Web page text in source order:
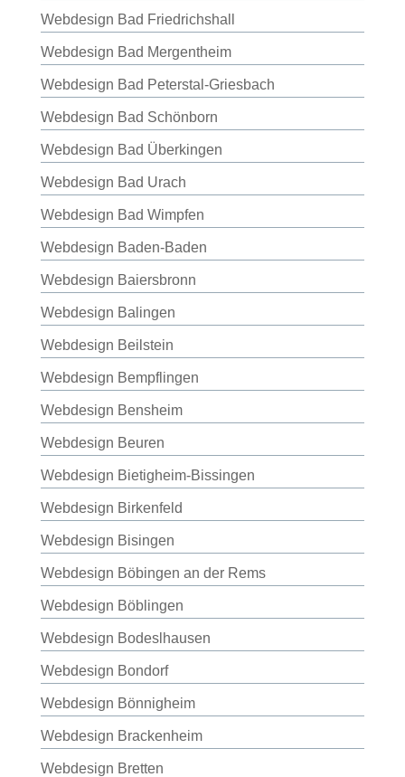
Webdesign Bad Friedrichshall
Webdesign Bad Mergentheim
Webdesign Bad Peterstal-Griesbach
Webdesign Bad Schönborn
Webdesign Bad Überkingen
Webdesign Bad Urach
Webdesign Bad Wimpfen
Webdesign Baden-Baden
Webdesign Baiersbronn
Webdesign Balingen
Webdesign Beilstein
Webdesign Bempflingen
Webdesign Bensheim
Webdesign Beuren
Webdesign Bietigheim-Bissingen
Webdesign Birkenfeld
Webdesign Bisingen
Webdesign Böbingen an der Rems
Webdesign Böblingen
Webdesign Bodeslhausen
Webdesign Bondorf
Webdesign Bönnigheim
Webdesign Brackenheim
Webdesign Bretten